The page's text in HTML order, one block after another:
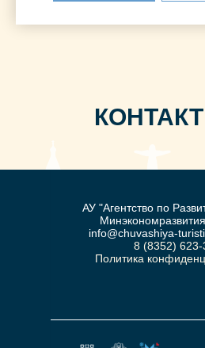
АУ "Агентство по
info@chuvashiya-
8 (8352) 623-
Политика